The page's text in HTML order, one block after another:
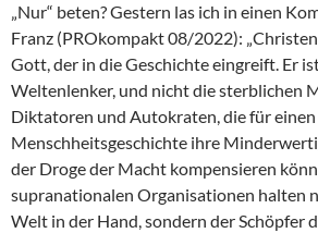
„Nur“ beten? Gestern las ich in einen
Franz (PROkompakt 08/2022):
Gott, der in die Geschichte eingreift. Er
Weltenlenker, und nicht die sterblichen
Diktatoren und Autokraten, die für
Menschheitsgeschichte ihre
der Droge der Macht kompensieren
supranationalen Organisationen halten
Welt in der Hand, sondern der Schöpfer